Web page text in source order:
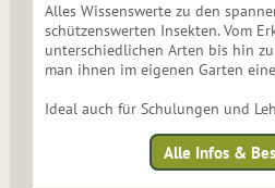
Alles Wissenswerte zu den
schützenswerten Insekten. Vom
unterschiedlichen Arten bis hin
man ihnen im eigenen Garten
Ideal auch für Schulungen und
Alle Infos &